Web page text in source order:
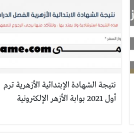
نتيجة الشهادة الإبتدائية الأزهرية ترم
أول 2021 بوابة الأزهر الإلكترونية